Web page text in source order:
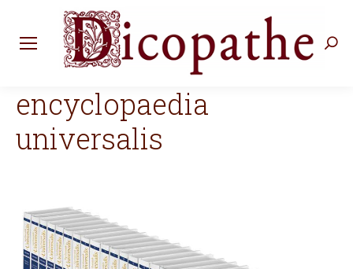
encyclopaedia
universalis